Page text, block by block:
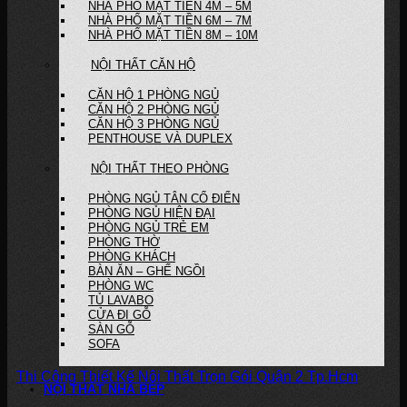
NHÀ PHỐ MẶT TIỀN 4M – 5M
NHÀ PHỐ MẶT TIỀN 6M – 7M
NHÀ PHỐ MẶT TIỀN 8M – 10M
NỘI THẤT CĂN HỘ
CĂN HỘ 1 PHÒNG NGỦ
CĂN HỘ 2 PHÒNG NGỦ
CĂN HỘ 3 PHÒNG NGỦ
PENTHOUSE VÀ DUPLEX
NỘI THẤT THEO PHÒNG
PHÒNG NGỦ TÂN CỔ ĐIỂN
PHÒNG NGỦ HIỆN ĐẠI
PHÒNG NGỦ TRẺ EM
PHÒNG THỜ
PHÒNG KHÁCH
BÀN ĂN – GHẾ NGỒI
PHÒNG WC
TỦ LAVABO
CỬA ĐI GỖ
SÀN GỖ
SOFA
NỘI THẤT NHÀ BẾP
Thi Công Thiết Kế Nội Thất Trọn Gói Quận 2 Tp.Hcm